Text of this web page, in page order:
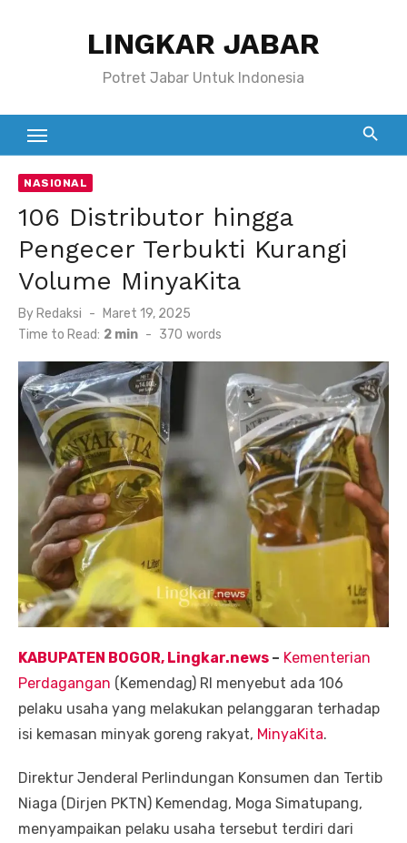
LINGKAR JABAR
Potret Jabar Untuk Indonesia
NASIONAL
106 Distributor hingga
Pengecer Terbukti Kurangi
Volume MinyaKita
By Redaksi
Posted
on
Maret 19, 2025
Time to Read: 2 min - 370 words
KABUPATEN BOGOR, Lingkar.news – Kementerian
Perdagangan (Kemendag) RI menyebut ada 106
pelaku usaha yang melakukan pelanggaran terhadap
isi kemasan minyak goreng rakyat, MinyaKita.
Direktur Jenderal Perlindungan Konsumen dan Tertib
Niaga (Dirjen PKTN) Kemendag, Moga Simatupang,
menyampaikan pelaku usaha tersebut terdiri dari